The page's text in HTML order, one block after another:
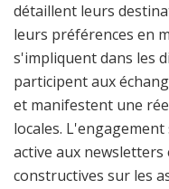
détaillent leurs
leurs préférences en
s'impliquent dans les
participent aux
et manifestent une
locales.
active aux
constructives sur les